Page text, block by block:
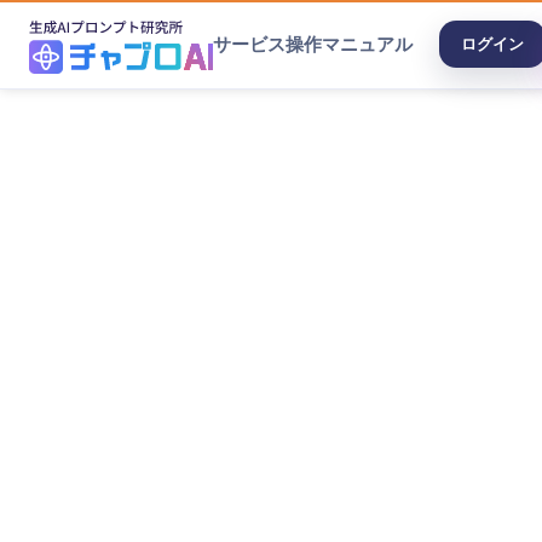
サービス操作マニュアル ログイン